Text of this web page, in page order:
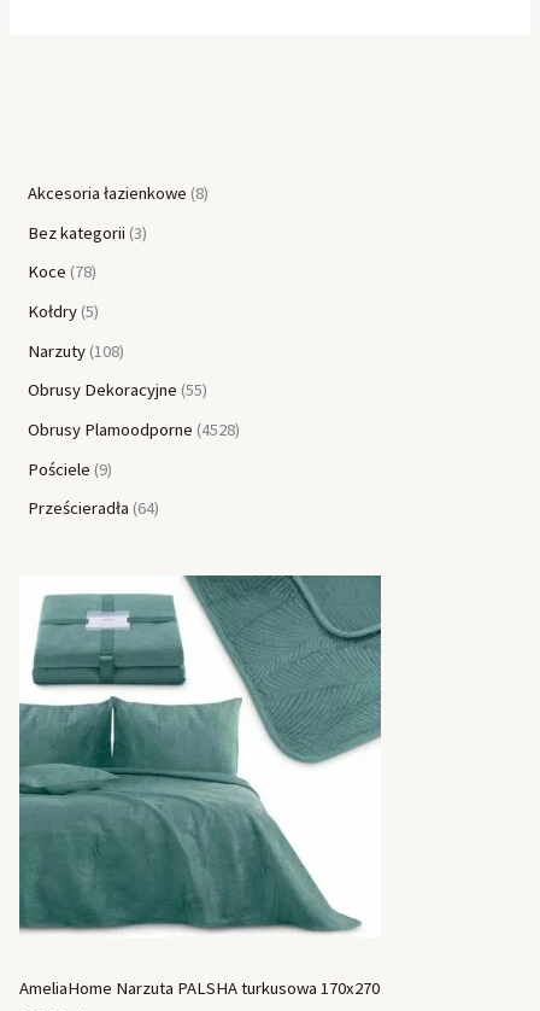
Akcesoria łazienkowe 8
Bez kategorii 3
Koce 78
Kołdry 5
Narzuty 108
Obrusy Dekoracyjne 55
Obrusy Plamoodporne 4528
Pościele 9
Prześcieradła 64
AmeliaHome Narzuta PALSHA turkusowa 170x270